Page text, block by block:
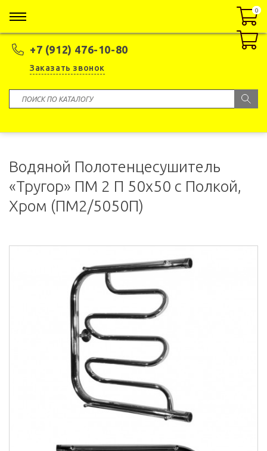
+7 (912) 476-10-80
Заказать звонок
0
0
Водяной Полотенцесушитель
«Тругор» ПМ 2 П 50x50 с Полкой,
Хром (ПМ2/5050П)